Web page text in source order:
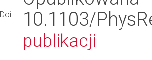
Doi: 10.1103/
publikacji